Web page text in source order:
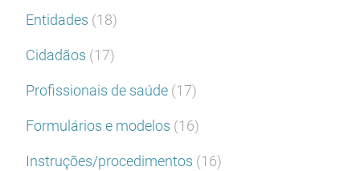
Entidades (18)
Cidadãos (17)
Profissionais de saúde (17)
Formulários e modelos (16)
Instruções/procedimentos (16)